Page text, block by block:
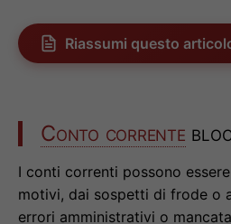
Riassumi questo
Conto corrente
I conti correnti possono
motivi, dai sospetti di frode o
errori amministrativi o